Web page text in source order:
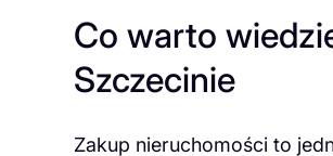
Co warto
Szczecinie
Zakup nieruchomości to